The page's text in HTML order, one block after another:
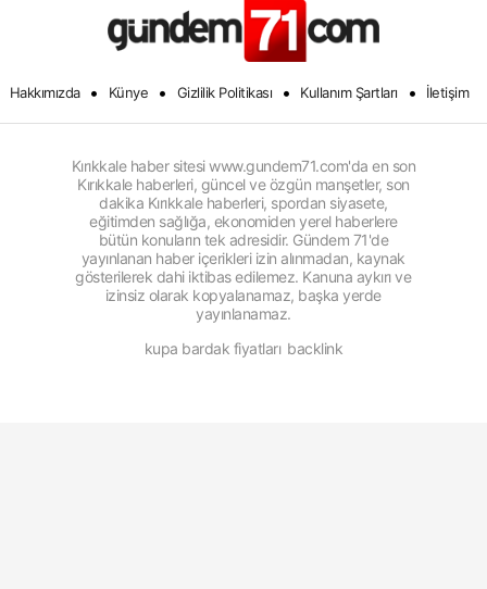
Hakkımızda • Künye • Gizlilik Politikası • Kullanım Şartları • İletişim
Kırıkkale haber sitesi www.gundem71.com'da en son
Kırıkkale haberleri, güncel ve özgün manşetler, son
dakika Kırıkkale haberleri, spordan siyasete,
eğitimden sağlığa, ekonomiden yerel haberlere
bütün konuların tek adresidir. Gündem 71'de
yayınlanan haber içerikleri izin alınmadan, kaynak
gösterilerek dahi iktibas edilemez. Kanuna aykırı ve
izinsiz olarak kopyalanamaz, başka yerde
yayınlanamaz.
kupa bardak fiyatları backlink